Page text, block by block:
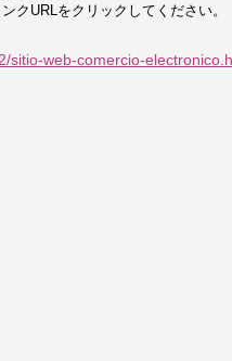
クURLをクリックしてください。
sitio-web-comercio-